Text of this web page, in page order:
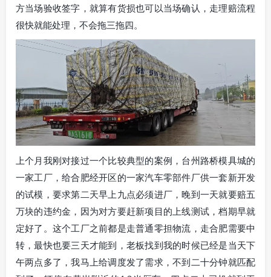
方当场验收签字，就算有货损也可以当场确认，走理赔流程
很快就能处理，不会拖三拖四。
上个月我刚对接过一个比较典型的案例，台州路桥模具城的
一家工厂，给合肥经开区的一家汽车零部件厂供一套新开发
的试模，要求第二天早上九点必须进厂，晚到一天就要赔五
万块的违约金，因为对方要赶新项目的上线测试，档期早就
定好了。这个工厂之前都是走普通零担物流，走合肥需要中
转，最快也要三天才能到，老板找到我的时候已经是当天下
午两点多了，我马上给调度发了需求，不到二十分钟就匹配